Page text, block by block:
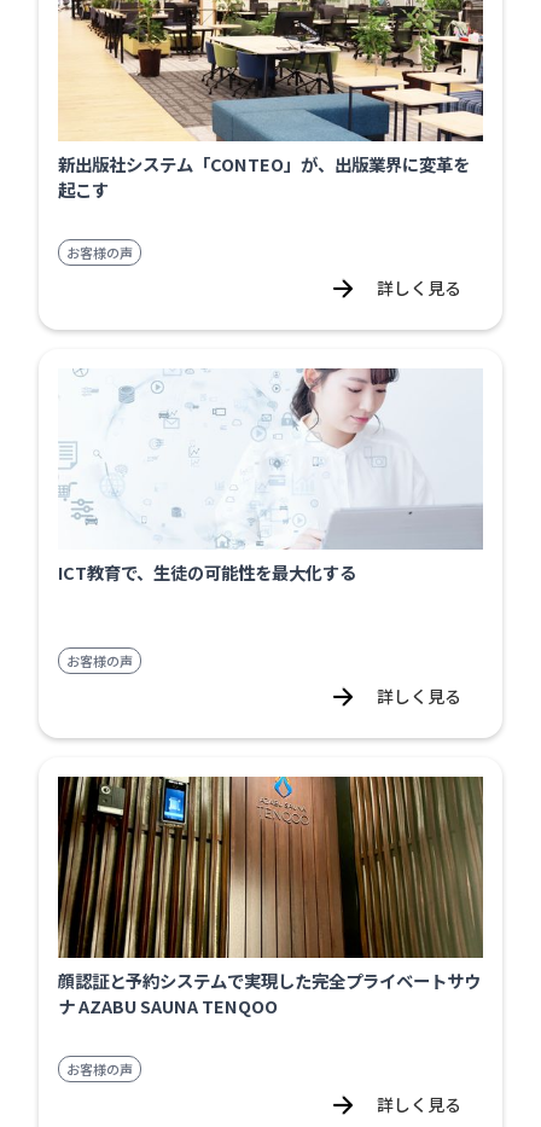
新出版社システム「CONTEO」が、出版業界に変革を
起こす
お客様の声
詳しく見る
ICT教育で、生徒の可能性を最大化する
お客様の声
詳しく見る
顔認証と予約システムで実現した完全プライベートサウ
ナ AZABU SAUNA TENQOO
お客様の声
詳しく見る